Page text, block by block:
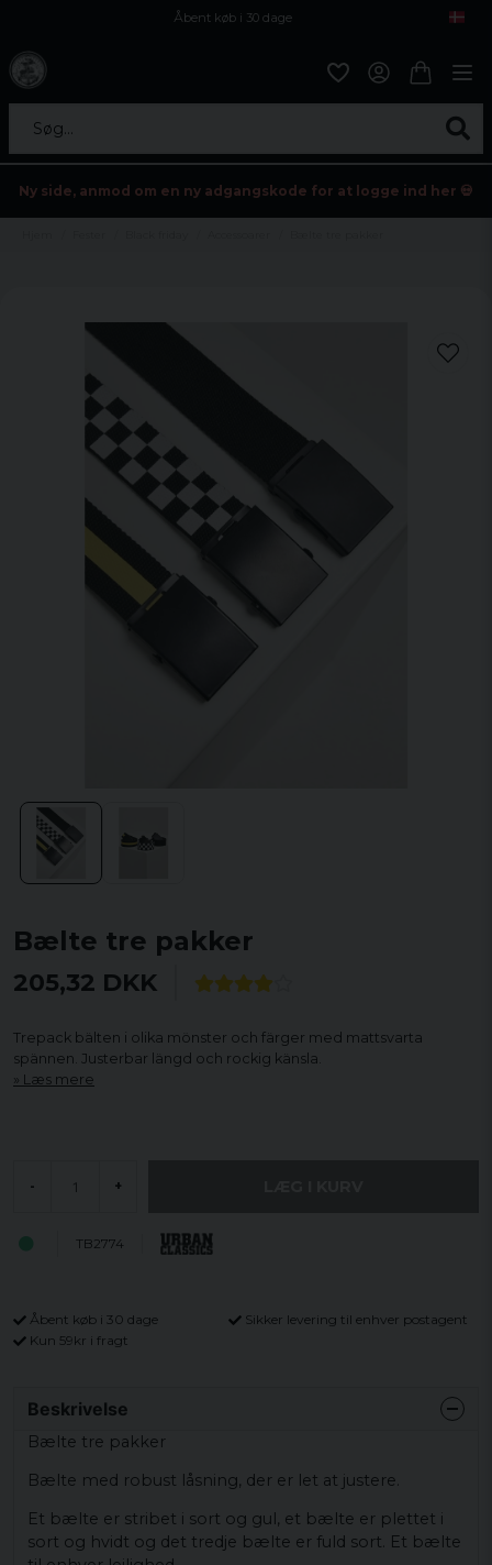
Åbent køb i 30 dage
Søg...
Ny side, anmod om en ny adgangskode for at logge ind her 💀
Bælte tre pakker
205,32 DKK
Trepack bälten i olika mönster och färger med mattsvarta
spännen. Justerbar längd och rockig känsla.
Læs mere
- +
TB2774
Åbent køb i 30 dage
Sikker levering til enhver postagent
Kun 59kr i fragt
Beskrivelse
Bælte tre pakker
Bælte med robust låsning, der er let at justere.
Et bælte er stribet i sort og gul, et bælte er plettet i
sort og hvidt og det tredje bælte er fuld sort. Et bælte